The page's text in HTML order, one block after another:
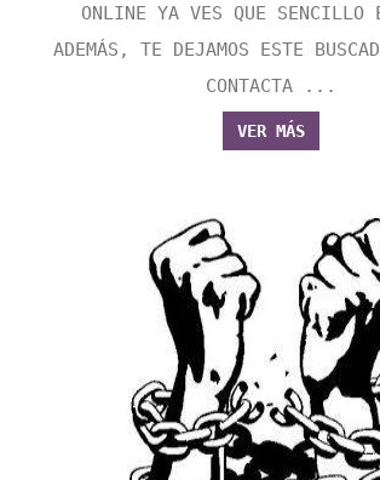
ONLINE YA VES QUE SENCILLO
ADEMÁS, TE DEJAMOS ESTE
CONTACTA ...
VER MÁS